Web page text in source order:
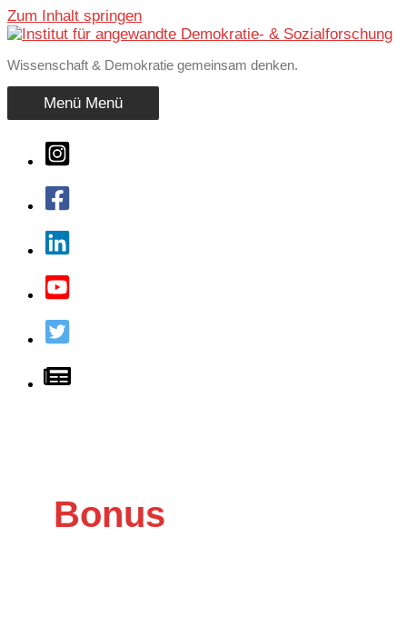
Zum Inhalt springen
Wissenschaft & Demokratie gemeinsam denken.
Menü Menü
Bonus